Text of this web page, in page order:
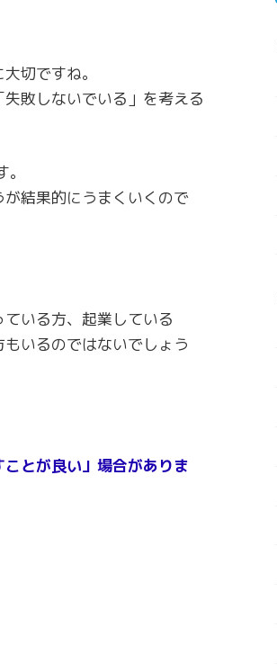
切ですね。
敗しないでいる」を考える
結果的にうまくいくので
いる方、起業している
いるのではないでしょう
とが良い」場合がありま